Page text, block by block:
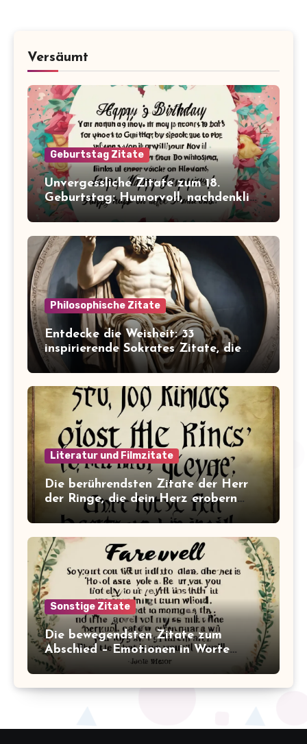
Versäumt
Geburtstag Zitate
Unvergessliche Zitate zum 18.
Geburtstag: Humorvoll, nachdenklich
und inspirierend!
Philosophische Zitate
Entdecke die Weisheit: 33
inspirierende Sokrates Zitate, die
dein Leben verändern werden
Literatur und Filmzitate
Die berührendsten Zitate der Herr
der Ringe, die dein Herz erobern
werden!
Sonstige Zitate
Die bewegendsten Zitate zum
Abschied – Emotionen in Worte
gefasst